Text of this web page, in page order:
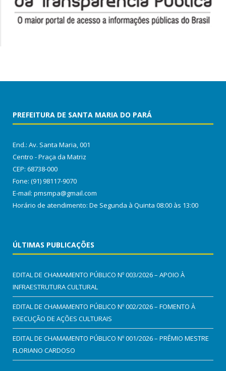
PREFEITURA DE SANTA MARIA DO PARÁ
End.: Av. Santa Maria, 001
Centro - Praça da Matriz
CEP: 68738-000
Fone: (91) 98117-9070
E-mail: pmsmpa@gmail.com
Horário de atendimento: De Segunda à Quinta 08:00 às 13:00
ÚLTIMAS PUBLICAÇÕES
EDITAL DE CHAMAMENTO PÚBLICO Nº 003/2026 – APOIO À
INFRAESTRUTURA CULTURAL
EDITAL DE CHAMAMENTO PÚBLICO Nº 002/2026 – FOMENTO À
EXECUÇÃO DE AÇÕES CULTURAIS
EDITAL DE CHAMAMENTO PÚBLICO Nº 001/2026 – PRÊMIO MESTRE
FLORIANO CARDOSO